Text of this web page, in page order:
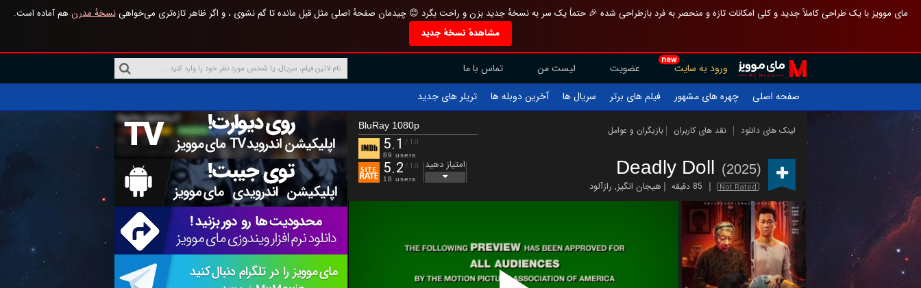
مای موویز با یک طراحی کاملاً جدید و کلی امکانات تازه و منحصر به فرد بازطراحی شده 🎉 حتماً یک سر به نسخهٔ جدید بزن و راحت بگرد 😊 چیدمان صفحهٔ اصلی مثل قبل مانده تا گم نشوی ، و اگر ظاهر تازه‌تری می‌خواهینسخهٔ مدرن هم آماده است.
مشاهدهٔ نسخهٔ جدید
new
ورود به سایت عضویت لیست من
تماس با ما
صفحه اصلی
چهره های مشهور فیلم های برتر سریال ها آخرین دوبله ها تریلر های جدید
لینک های دانلود نقد های کاربران بازیگران و عوامل
Deadly Doll (2025)
Not Rated 85 دقیقه هیجان انگیز, رازآلود
BluRay 1080p
5.1 /10
89 users
5.2 /10
18 users
امتیاز دهید